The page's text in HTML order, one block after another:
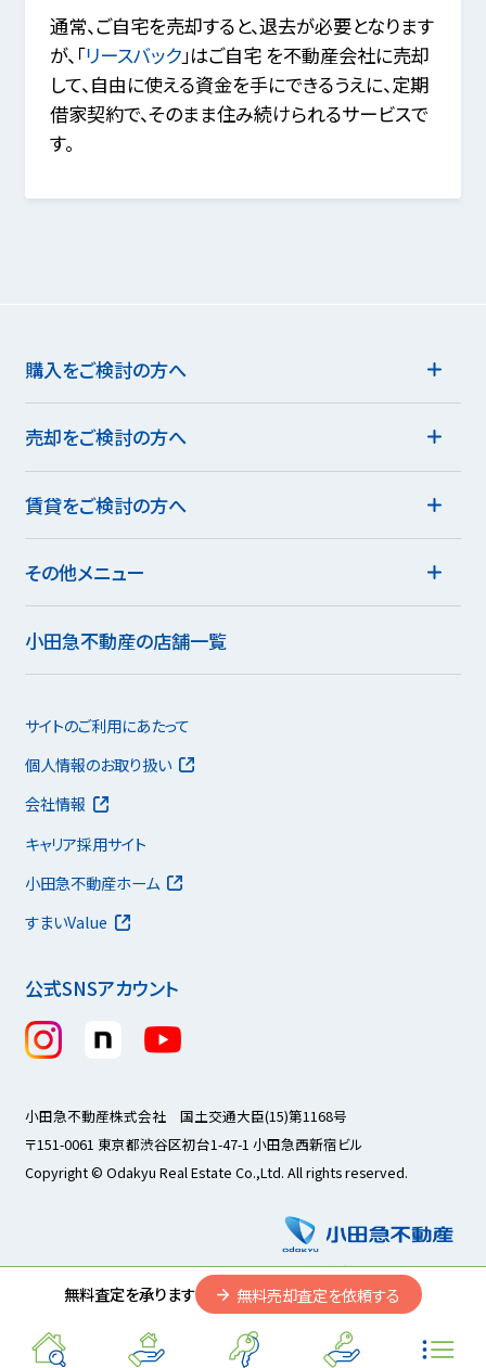
通常、ご自宅を売却すると、退去が必要となります
が、「リースバック」はご自宅 を不動産会社に売却
して、自由に使える資金を手にできるうえに、定期
借家契約で、そのまま住み続けられるサービスで
す。
無料査定を承ります 無料売却査定を依頼する
購入をご検討の方へ
売却をご検討の方へ
賃貸をご検討の方へ
その他メニュー
小田急不動産の店舗一覧
公式SNSアカウント
サイトのご利用にあたって
個人情報のお取り扱い
会社情報
キャリア採用サイト
小田急不動産ホーム
すまいValue
小田急不動産株式会社 国土交通大臣(15)第1168号
〒151-0061 東京都渋谷区初台1-47-1 小田急西新宿ビル
Copyright © Odakyu Real Estate Co.,Ltd. All rights reserved.